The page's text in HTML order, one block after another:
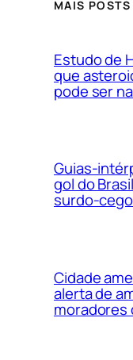
MAIS POSTS
Estudo de
que
pode ser
Guias-
gol do
surdo-cego
Cidade
alerta de
moradores